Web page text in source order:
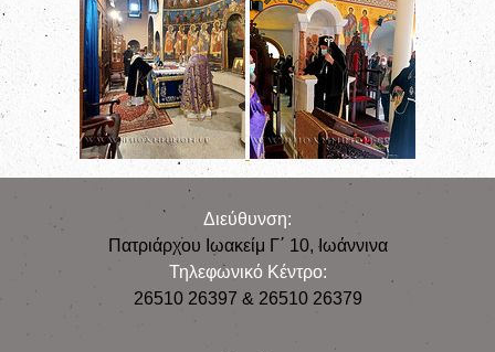
Διεύθυνση:
Πατριάρχου Ιωακείμ Γ΄ 10, Iωάννινα
Τηλεφωνικό Κέντρο:
26510 26397 & 26510 26379